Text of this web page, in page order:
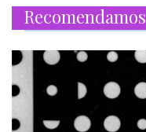
Recomendamos